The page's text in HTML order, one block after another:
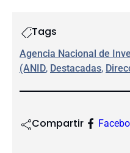
Tags
Agencia Nacional de
(ANID, Destacadas,
Compartir